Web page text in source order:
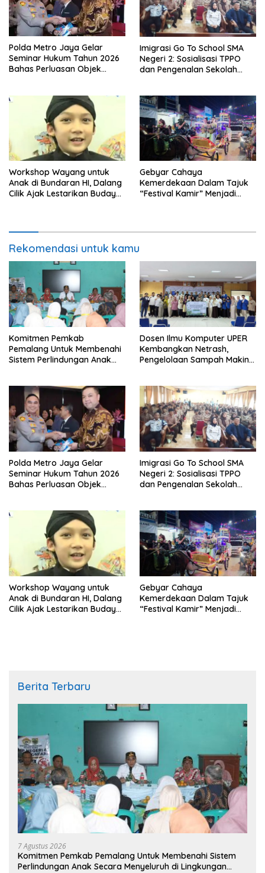
Polda Metro Jaya Gelar
Seminar Hukum Tahun 2026
Bahas Perluasan Objek
Imigrasi Go To School SMA
Negeri 2: Sosialisasi TPPO
dan Pengenalan Sekolah
Workshop Wayang untuk
Anak di Bundaran HI, Dalang
Cilik Ajak Lestarikan Budaya
Gebyar Cahaya
Kemerdekaan Dalam Tajuk
“Festival Kamir” Menjadi
Rekomendasi untuk kamu
Komitmen Pemkab
Pemalang Untuk Membenahi
Sistem Perlindungan Anak
Dosen Ilmu Komputer UPER
Kembangkan Netrash,
Pengelolaan Sampah Makin
Polda Metro Jaya Gelar
Seminar Hukum Tahun 2026
Bahas Perluasan Objek
Imigrasi Go To School SMA
Negeri 2: Sosialisasi TPPO
dan Pengenalan Sekolah
Workshop Wayang untuk
Anak di Bundaran HI, Dalang
Cilik Ajak Lestarikan Budaya
Gebyar Cahaya
Kemerdekaan Dalam Tajuk
“Festival Kamir” Menjadi
Berita Terbaru
7 Agustus 2026
Komitmen Pemkab Pemalang Untuk Membenahi Sistem
Perlindungan Anak Secara Menyeluruh di Lingkungan